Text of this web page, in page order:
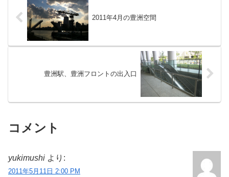
帰りのワイシャツを着ている方達
2011年4月の豊洲空間
豊洲駅、豊洲フロントの出入口
コメント
yukimushi より:
2011年5月11日 2:00 PM